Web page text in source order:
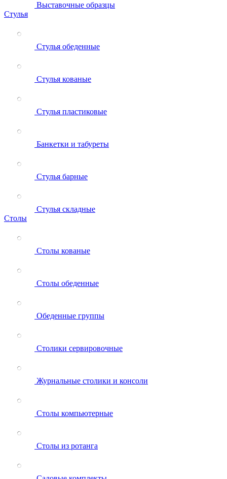
Выставочные образцы
Стулья
Стулья обеденные
Стулья кованые
Стулья пластиковые
Банкетки и табуреты
Стулья барные
Стулья складные
Столы
Столы кованые
Столы обеденные
Обеденные группы
Столики сервировочные
Журнальные столики и консоли
Столы компьютерные
Столы из ротанга